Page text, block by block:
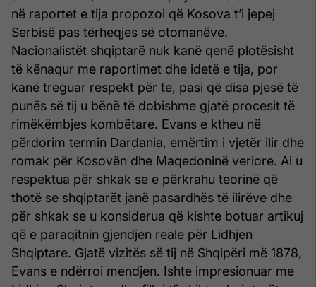
në raportet e tija propozoi që Kosova t’i jepej
Serbisë pas tërheqjes së otomanëve.
Nacionalistët shqiptarë nuk kanë qenë plotësisht
të kënaqur me raportimet dhe idetë e tija, por
kanë treguar respekt për te, pasi që disa pjesë të
punës së tij u bënë të dobishme gjatë procesit të
rimëkëmbjes kombëtare. Evans e ktheu në
përdorim termin Dardania, emërtim i vjetër ilir dhe
romak për Kosovën dhe Maqedoninë veriore. Ai u
respektua për shkak se e përkrahu teorinë që
thotë se shqiptarët janë pasardhës të ilirëve dhe
për shkak se u konsiderua që kishte botuar artikuj
që e paraqitnin gjendjen reale për Lidhjen
Shqiptare. Gjatë vizitës së tij në Shqipëri më 1878,
Evans e ndërroi mendjen. Ishte impresionuar me